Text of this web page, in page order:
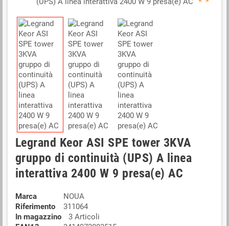
Legrand Keor ASI SPE tower 3KVA
gruppo di continuità (UPS) A linea
interattiva 2400 W 9 presa(e) AC
Marca
NOUA
Riferimento
311064
In magazzino
3 Articoli